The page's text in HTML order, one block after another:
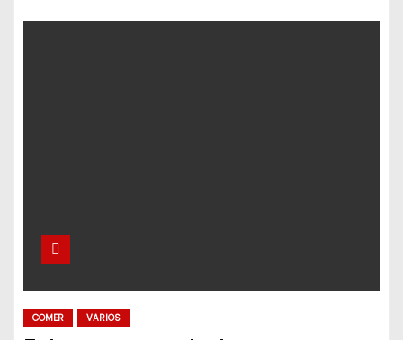
COMER VARIOS